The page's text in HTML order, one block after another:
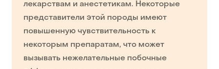
лекарствам и анестетикам. Некоторые
представители этой породы имеют
повышенную чувствительность к
некоторым препаратам, что может
вызывать нежелательные побочные